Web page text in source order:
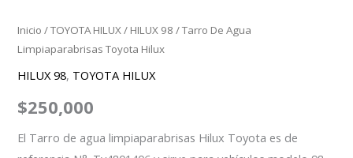
Inicio /TOYOTA HILUX/ HILUX 98 / Tarro De Agua
Limpiaparabrisas Toyota Hilux
HILUX 98, TOYOTA HILUX
$250,000
El Tarro de agua limpiaparabrisas Hilux Toyota es de